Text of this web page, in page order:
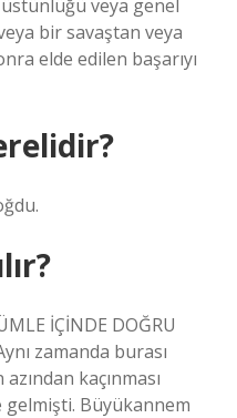
veya genel
bir savaştan veya
elde edilen başarıyı
İÇİNDE DOĞRU
zamanda burası
kaçınması
Büyükannem